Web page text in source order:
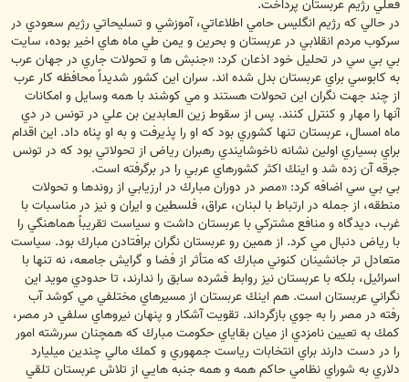
فعلي رژيم عربستان پرداخت.
در حالي كه رژيم انگليس حامي اطلاعاتي، آموزشي و تسليحاتي رژيم سعودي در
سركوب مردم انقلابي در عربستان و بحرين و يمن طي ماه هاي اخير بوده، سايت
بي بي سي در تحليل خود اذعان كرد: «جنبش ها و تحولات جاري در جهان عرب
به كابوسي براي عربستان بدل شده اند. سران اين كشور شديداً محافظه كار عرب
از چند جهت نگران اين تحولات هستند و مي كوشند با همه وسايل و امكانات
آنها را مهار و كنترل كنند. پس از سقوط زين العابدين بن علي در تونس در دي
ماه امسال، عربستان تنها كشوري بود كه او را پذيرفت و به او پناه داد. اين اقدام
براي بسياري اولين نشانه ناخوشايندي رهبران رياض از تحولاتي بود كه در تونس
جرقه آن زده شد و اينك اكثر كشورهاي عربي را در برگرفته است.
بي بي سي اضافه كرد: «مصر در دوران مبارك در ارزيابي از روندها و تحولات
منطقه، از جمله در ارتباط با لبنان، عراق، فلسطين و ايران و نيز در مناسبات با
غرب، ديدگاه و منافع مشتركي با عربستان داشت و سياست تقريباً هماهنگي را
با رياض دنبال مي كرد. از همين رو عربستان نگران برافتادن مبارك بود. سياست
متعادل تر جانشينان كنوني مبارك كه متأثر از فضا و گرايش جامعه، نه تنها با
اسرائيل، بلكه با عربستان نيز روابط فشرده سابق را ندارند، تا حدودي مويد اين
نگراني عربستان است. هم اينك عربستان از مسيرهاي مختلفي مي كوشد آب
رفته در مصر را به جوي بازگرداند. تقويت آشكار و پنهان نيروهاي سلفي در مصر،
كمك به تعيين نامزدي از ميان بقاياي حكومت مبارك كه همچنان سررشته امور
را در دست دارند براي انتخابات رياست جمهوري و كمك مالي چندين ميليارد
دلاري به شوراي نظامي حاكم همه و همه جنبه هايي از تلاش عربستان تلقي